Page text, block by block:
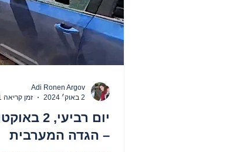
– הגדה המערבית
Adi Ronen Argov
2 באוק׳ 2024
זמן קריאה 1 דקות